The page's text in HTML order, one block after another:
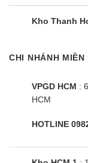
Canzy
Hafele
Spelier
Kho Thanh
CHI NHÁNH MIỀN
VPGD HCM :
HCM
HOTLINE